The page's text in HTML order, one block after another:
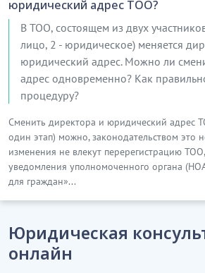
юридический адрес ТОО?
В ТОО, состоящем из двух
лицо, 2 - юридическое) меняется
юридический адрес. Можно ли
адрес одновременно? Как
процедуру?
Сменить директора и юридический адрес
один этап) можно, законодательством это
изменения не влекут перерегистрацию
уведомления уполномоченного органа
для граждан»...
Юридическая
онлайн